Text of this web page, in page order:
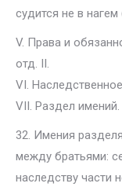
судится не в
V. Права и
отд. II.
VI.
VII. Раздел имений.
32. Имения
между братьями:
наследству части